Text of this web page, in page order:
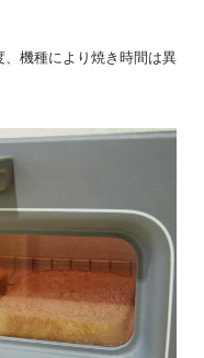
機種により焼き時間は異